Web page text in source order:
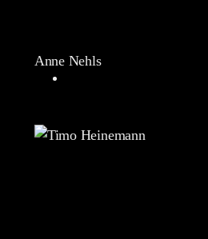
Anne Nehls